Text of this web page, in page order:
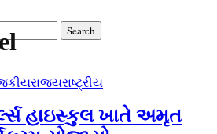
Search
રાજ્યરાષ્ટ્રીય
હાઇસ્કુલ ખાતે અમૃત